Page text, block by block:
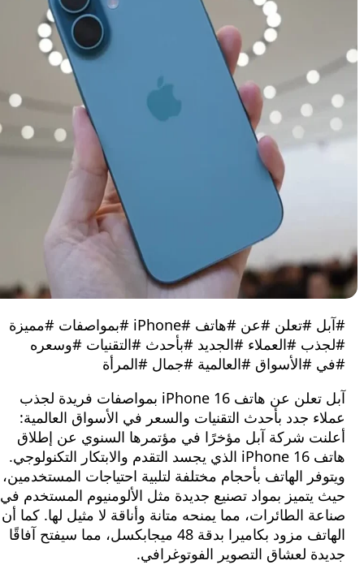
#آبل #تعلن #عن #هاتف #iPhone #بمواصفات #مميزة
#العملاء #الجديد #بأحدث #التقنيات #وسعره
#العالمية #جمال #المرأة
آبل تعلن عن هاتف iPhone 16 بمواصفات فريدة لجذب
جدد بأحدث التقنيات والسعر في الأسواق العالمية:
شركة آبل مؤخرًا في مؤتمرها السنوي عن إطلاق
هاتف iPhone 16 الذي يجسد التقدم والابتكار التكنولوجي.
الهاتف بأحجام مختلفة لتلبية احتياجات المستخدمين،
بمواد تصنيع جديدة مثل الألومنيوم المستخدم في
الطائرات، مما يمنحه متانة وأناقة لا مثيل لها. كما أن
الهاتف مزود بكاميرا بدقة 48 ميجابكسل، مما سيفتح آفاقًا
لعشاق التصوير الفوتوغرافي.